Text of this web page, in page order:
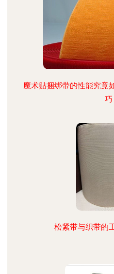
魔术贴捆绑带的性能究竟
巧
松紧带与织带的